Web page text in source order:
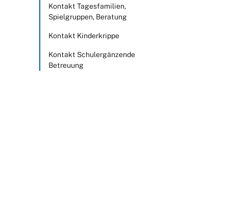
Kontakt Tagesfamilien,
Spielgruppen, Beratung
Kontakt Kinderkrippe
Kontakt Schulergänzende
Betreuung